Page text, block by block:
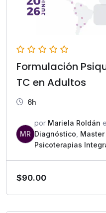
Formulación
TC en Adultos
6h
MR
por Mariela Roldán
Diagnóstico
Psicoterapias
$90.00